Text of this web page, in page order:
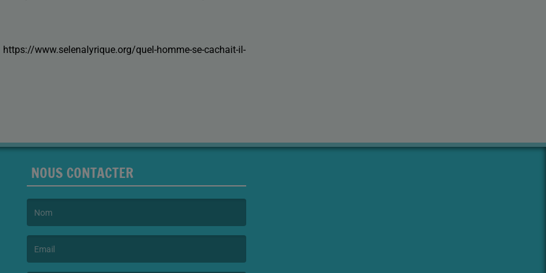
www.selenalyrique.org/quel-homme-se-cachait-il-
NOUS CONTACTER